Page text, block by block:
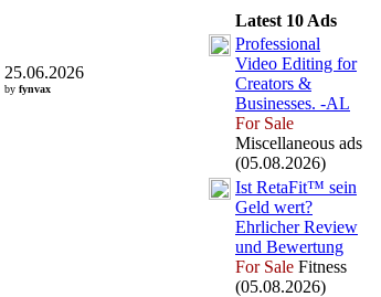
25.06.2026
by fynvax
Latest 10 Ads
Professional
Video Editing for
Creators &
Businesses. -AL
For Sale
Miscellaneous ads
(05.08.2026)
Ist RetaFit™ sein
Geld wert?
Ehrlicher Review
und Bewertung
For Sale Fitness
(05.08.2026)